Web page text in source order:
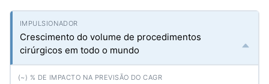
Crescimento do volume de procedimentos
cirúrgicos em todo o mundo